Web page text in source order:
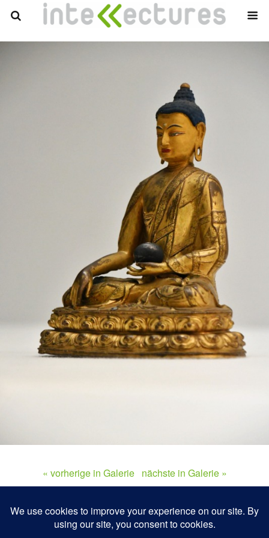
« vorherige in Galerie nächste in Galerie »
Zum Seitenanfang